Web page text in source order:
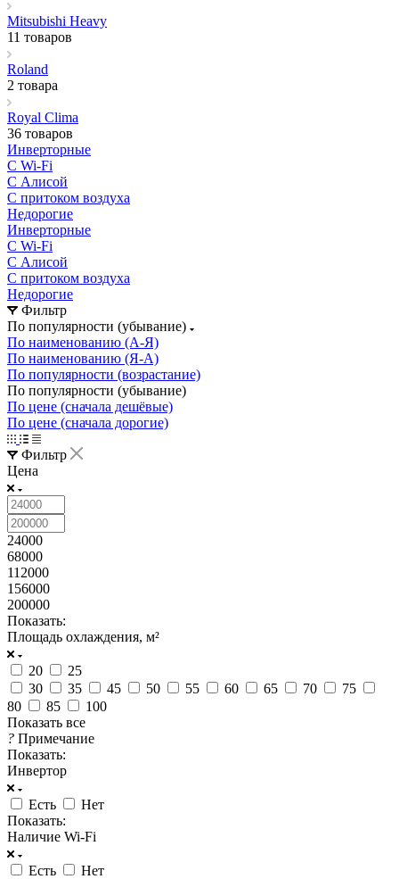
Mitsubishi Heavy
11 товаров
Roland
2 товара
Royal Clima
36 товаров
Инверторные
С Wi-Fi
С Алисой
С притоком воздуха
Недорогие
Инверторные
С Wi-Fi
С Алисой
С притоком воздуха
Недорогие
Фильтр
По популярности (убывание)
По наименованию (А-Я)
По наименованию (Я-А)
По популярности (возрастание)
По популярности (убывание)
По цене (сначала дешёвые)
По цене (сначала дорогие)
Фильтр
Цена
24000
68000
112000
156000
200000
Показать:
Площадь охлаждения, м²
20
25
30
35 45 50 55 60 65 70
75
80
85
100
Показать все
? Примечание
Показать:
Инвертор
Есть
Нет
Показать:
Наличие Wi-Fi
Есть
Нет